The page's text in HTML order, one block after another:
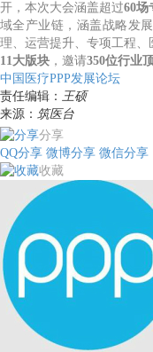
开，本次大会涵盖超过60场
域全产业链，涵盖战略发
理、运营提升、专项工程
11大版块 ，邀请350位行业
中国医疗PPP发展论坛
责任编辑： 王硕
来源： 筑医台
分享
QQ分享 微博分享 微信分享
收藏